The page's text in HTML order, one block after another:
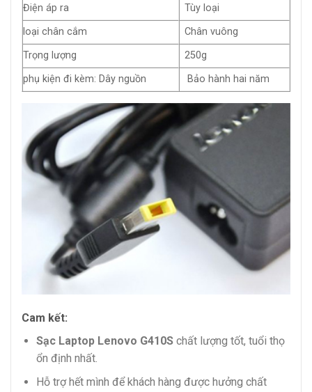
Điện áp ra
Tùy loại
loại chân cắm
Chân vuông
Trọng lượng
250g
phụ kiện đi kèm: Dây nguồn
Bảo hành hai năm
Cam kết:
Sạc Laptop Lenovo G410Schất lượng tốt, tuổi thọ
ổn định nhất.
Hỗ trợ hết mình để khách hàng được hưởng chất